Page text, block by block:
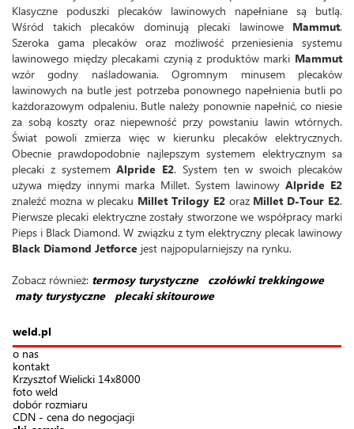
Klasyczne poduszki plecaków lawinowych napełniane są butlą.
Wśród takich plecaków dominują plecaki lawinowe Mammut.
Szeroka gama plecaków oraz możliwość przeniesienia systemu
lawinowego między plecakami czynią z produktów marki Mammut
wzór godny naśladowania. Ogromnym minusem plecaków
lawinowych na butle jest potrzeba ponownego napełnienia butli po
każdorazowym odpaleniu. Butle należy ponownie napełnić, co niesie
za sobą koszty oraz niepewność przy powstaniu lawin wtórnych.
Świat powoli zmierza więc w kierunku plecaków elektrycznych.
Obecnie prawdopodobnie najlepszym systemem elektrycznym sa
plecaki z systememAlpride E2. System ten w swoich plecaków
używa między innymi marka Millet. System lawinowy Alpride E2
znaleźć można w plecaku Millet Trilogy E2oraz Millet D-Tour E2.
Pierwsze plecaki elektryczne zostały stworzone we współpracy marki
Pieps i Black Diamond. W związku z tym elektryczny plecak lawinowy
Black Diamond Jetforce jest najpopularniejszy na rynku.
Zobacz również: termosy turystyczne
czołówki trekkingowe
maty turystyczne
plecaki skitourowe
weld.pl
o nas
kontakt
Krzysztof Wielicki 14x8000
foto weld
dobór rozmiaru
CDN - cena do negocjacji